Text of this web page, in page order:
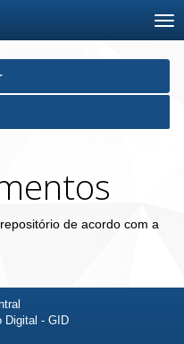
de acordo com a
Digital - GID